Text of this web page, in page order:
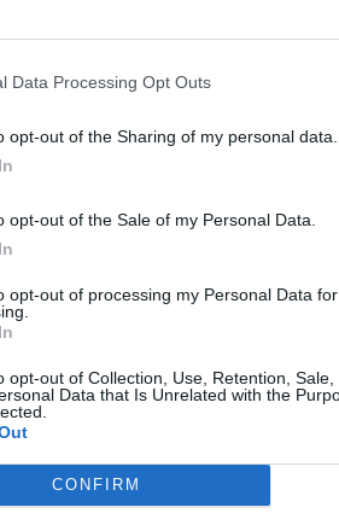
Data Processing Opt Outs
opt-out of the Sharing of my personal data.
opt-out of the Sale of my Personal Data.
opt-out of processing my Personal Data
opt-out of Collection, Use, Retention,
Data that Is Unrelated with the
CONFIRM
CA Osasuna ni sube ni baja
de mercado de 95,8
no formas parte de
¡Hazte Socio para acceder a este
¡Suscríbete! Inicia